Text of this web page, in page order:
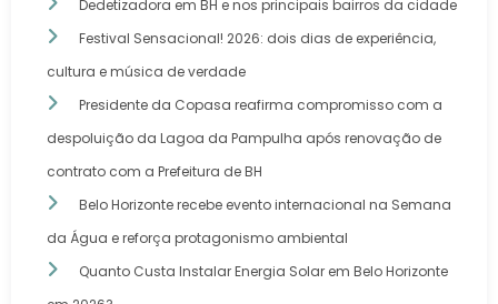
Dedetizadora em BH e nos principais bairros da cidade
Festival Sensacional! 2026: dois dias de experiência,
cultura e música de verdade
Presidente da Copasa reafirma compromisso com a
despoluição da Lagoa da Pampulha após renovação de
contrato com a Prefeitura de BH
Belo Horizonte recebe evento internacional na Semana
da Água e reforça protagonismo ambiental
Quanto Custa Instalar Energia Solar em Belo Horizonte